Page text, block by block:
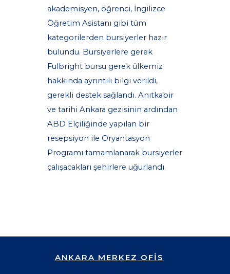
akademisyen, öğrenci, İngilizce
Öğretim Asistanı gibi tüm
kategorilerden bursiyerler hazır
bulundu. Bursiyerlere gerek
Fulbright bursu gerek ülkemiz
hakkında ayrıntılı bilgi verildi,
gerekli destek sağlandı. Anıtkabir
ve tarihi Ankara gezisinin ardından
ABD Elçiliğinde yapılan bir
resepsiyon ile Oryantasyon
Programı tamamlanarak bursiyerler
çalışacakları şehirlere uğurlandı.
ANKARA MERKEZ OFİS